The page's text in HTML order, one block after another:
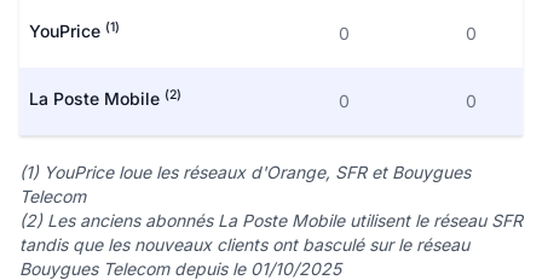
YouPrice (1) 0 0
La Poste Mobile (2) 0 0
(1) YouPrice loue les réseaux d'Orange, SFR et Bouygues
Telecom
(2) Les anciens abonnés La Poste Mobile utilisent le réseau SFR
tandis que les nouveaux clients ont basculé sur le réseau
Bouygues Telecom depuis le 01/10/2025